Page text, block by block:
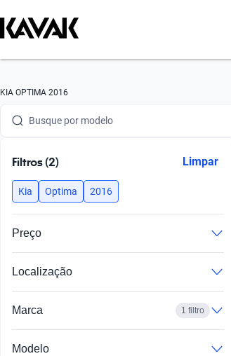
KIA OPTIMA 2016
Busque por marca
Busque por modelo
Busque por ano
Busque por marca
Busque por versão
Busque por ano
Filtros (2) Limpar
Kia Optima 2016
Preço
Localização
Marca 1 filtro
Modelo